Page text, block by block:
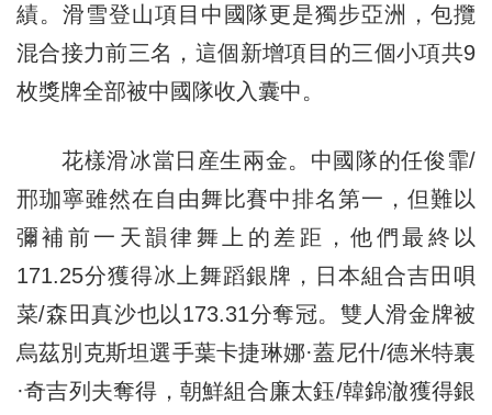
績。滑雪登山項目中國隊更是獨步亞洲，包攬
混合接力前三名，這個新增項目的三個小項共9
枚獎牌全部被中國隊收入囊中。
花樣滑冰當日産生兩金。中國隊的任俊霏/
邢珈寧雖然在自由舞比賽中排名第一，但難以
彌補前一天韻律舞上的差距，他們最終以
171.25分獲得冰上舞蹈銀牌，日本組合吉田唄
菜/森田真沙也以173.31分奪冠。雙人滑金牌被
烏茲別克斯坦選手葉卡捷琳娜·蓋尼什/德米特裏
·奇吉列夫奪得，朝鮮組合廉太鈺/韓錦澈獲得銀